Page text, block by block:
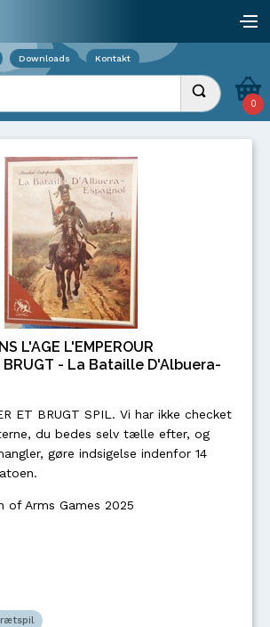
Downloads Kontakt
Udfør søgning
0
L'AGE L'EMPEROUR
BRUGT - La Bataille D'Albuera-
ET BRUGT SPIL. Vi har ikke checket
du bedes selv tælle efter, og
gøre indsigelse indenfor 14
of Arms Games 2025